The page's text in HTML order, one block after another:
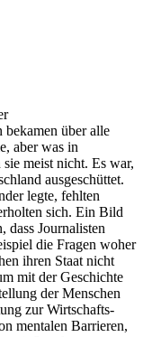
bekamen über alle
aber was in
meist nicht. Es war,
ausgeschüttet.
legte, fehlten
sich. Ein Bild
dass Journalisten
die Fragen woher
ihren Staat nicht
mit der Geschichte
der Menschen
zur Wirtschafts­
mentalen Barrieren,